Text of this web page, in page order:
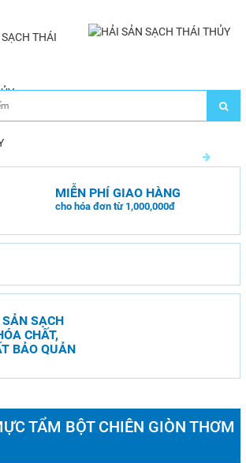
MIỄN PHÍ GIAO HÀNG
cho hóa đơn từ 1,000,000đ
SẠCH
CHẤT,
BẢO QUẢN
TẨM BỘT CHIÊN GIÒN THƠM